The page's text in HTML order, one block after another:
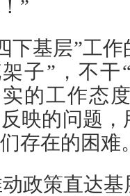
”
下基层”工
子”，不
的工作态
映的问题
存在的困难
政策直达